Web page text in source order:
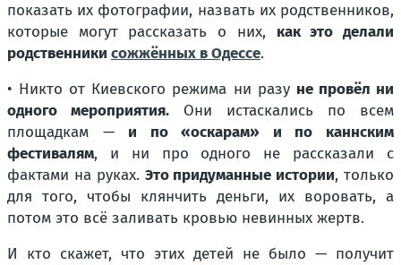
показать их фотографии, назвать их родственников,
которые могут рассказать о них, как это делали
родственники сожжённых в Одессе.
• Никто от Киевского режима ни разу не провёл ни
одного мероприятия. Они истаскались по всем
площадкам — и по «оскарам» и по каннским
фестивалям, и ни про одного не рассказали с
фактами на руках. Это придуманные истории, только
для того, чтобы клянчить деньги, их воровать, а
потом это всё заливать кровью невинных жертв.
И кто скажет, что этих детей не было — получит